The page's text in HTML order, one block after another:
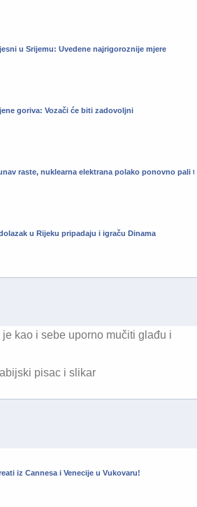
u Srijemu: Uvedene najrigoroznije mjere
goriva: Vozači će biti zadovoljni
raste, nuklearna elektrana polako ponovno pali
u Rijeku pripadaju i igraču Dinama
kao i sebe uporno mučiti glađu i
pisac i slikar
iz Cannesa i Venecije u Vukovaru!